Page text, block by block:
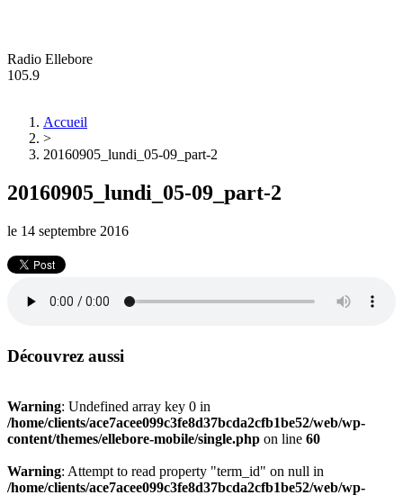
Radio Ellebore
105.9
Accueil
>
20160905_lundi_05-09_part-2
20160905_lundi_05-09_part-2
le 14 septembre 2016
Découvrez aussi
Warning: Undefined array key 0 in
/home/clients/ace7acee099c3fe8d37bcda2cfb1be52/web/wp-
content/themes/ellebore-mobile/single.php on line 60
Warning: Attempt to read property "term_id" on null in
/home/clients/ace7acee099c3fe8d37bcda2cfb1be52/web/wp-